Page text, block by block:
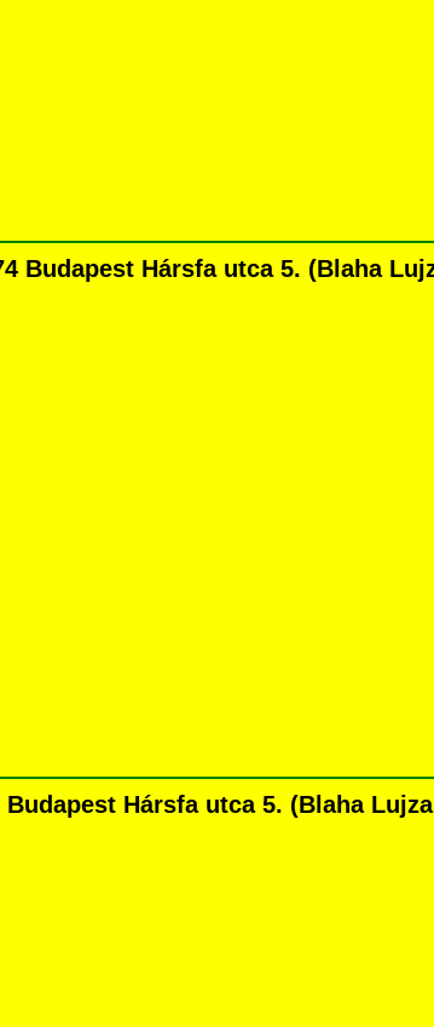
Budapest Hársfa utca 5. (Blaha
Hársfa utca 5. (Blaha